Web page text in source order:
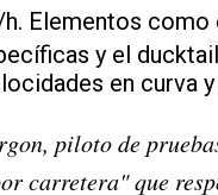
Elementos
y el
en curva
piloto de
carretera" que